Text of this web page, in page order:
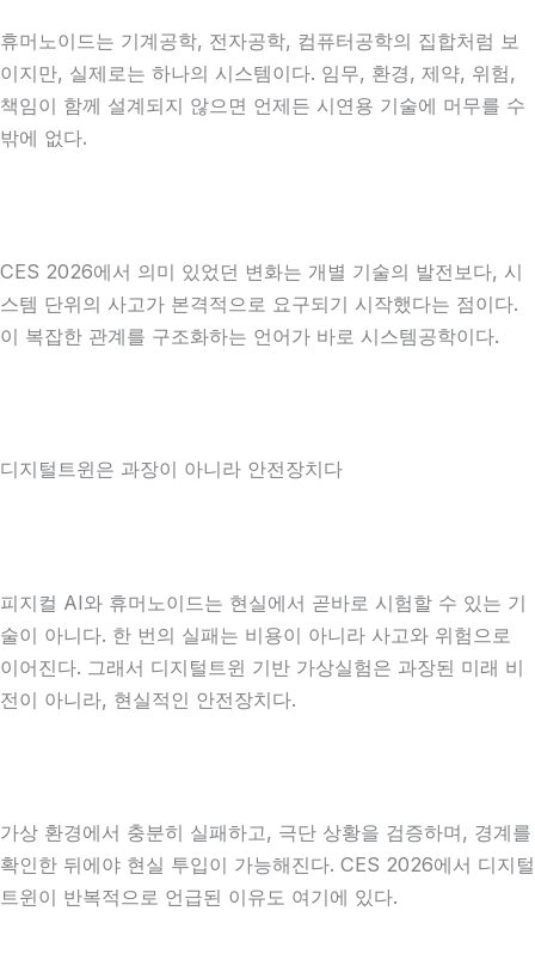
휴머노이드는 기계공학, 전자공학, 컴퓨터공학의 집합처럼 보
이지만, 실제로는 하나의 시스템이다. 임무, 환경, 제약, 위험,
책임이 함께 설계되지 않으면 언제든 시연용 기술에 머무를 수
밖에 없다.
CES 2026에서 의미 있었던 변화는 개별 기술의 발전보다, 시
스템 단위의 사고가 본격적으로 요구되기 시작했다는 점이다.
이 복잡한 관계를 구조화하는 언어가 바로 시스템공학이다.
디지털트윈은 과장이 아니라 안전장치다
피지컬 AI와 휴머노이드는 현실에서 곧바로 시험할 수 있는 기
술이 아니다. 한 번의 실패는 비용이 아니라 사고와 위험으로
이어진다. 그래서 디지털트윈 기반 가상실험은 과장된 미래 비
전이 아니라, 현실적인 안전장치다.
가상 환경에서 충분히 실패하고, 극단 상황을 검증하며, 경계를
확인한 뒤에야 현실 투입이 가능해진다. CES 2026에서 디지털
트윈이 반복적으로 언급된 이유도 여기에 있다.